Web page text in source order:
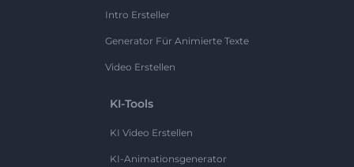
Intro Ersteller
Generator Für Animierte Texte
Video Erstellen
KI-Tools
KI Video Erstellen
KI-Animationsgenerator